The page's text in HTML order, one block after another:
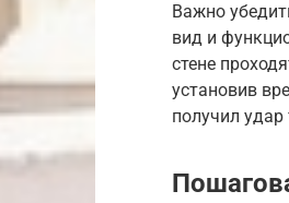
Важно
вид и
стене
установив
получил